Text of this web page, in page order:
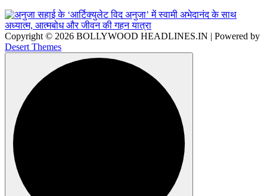
Copyright © 2026 BOLLYWOOD HEADLINES.IN | Powered by
Desert Themes